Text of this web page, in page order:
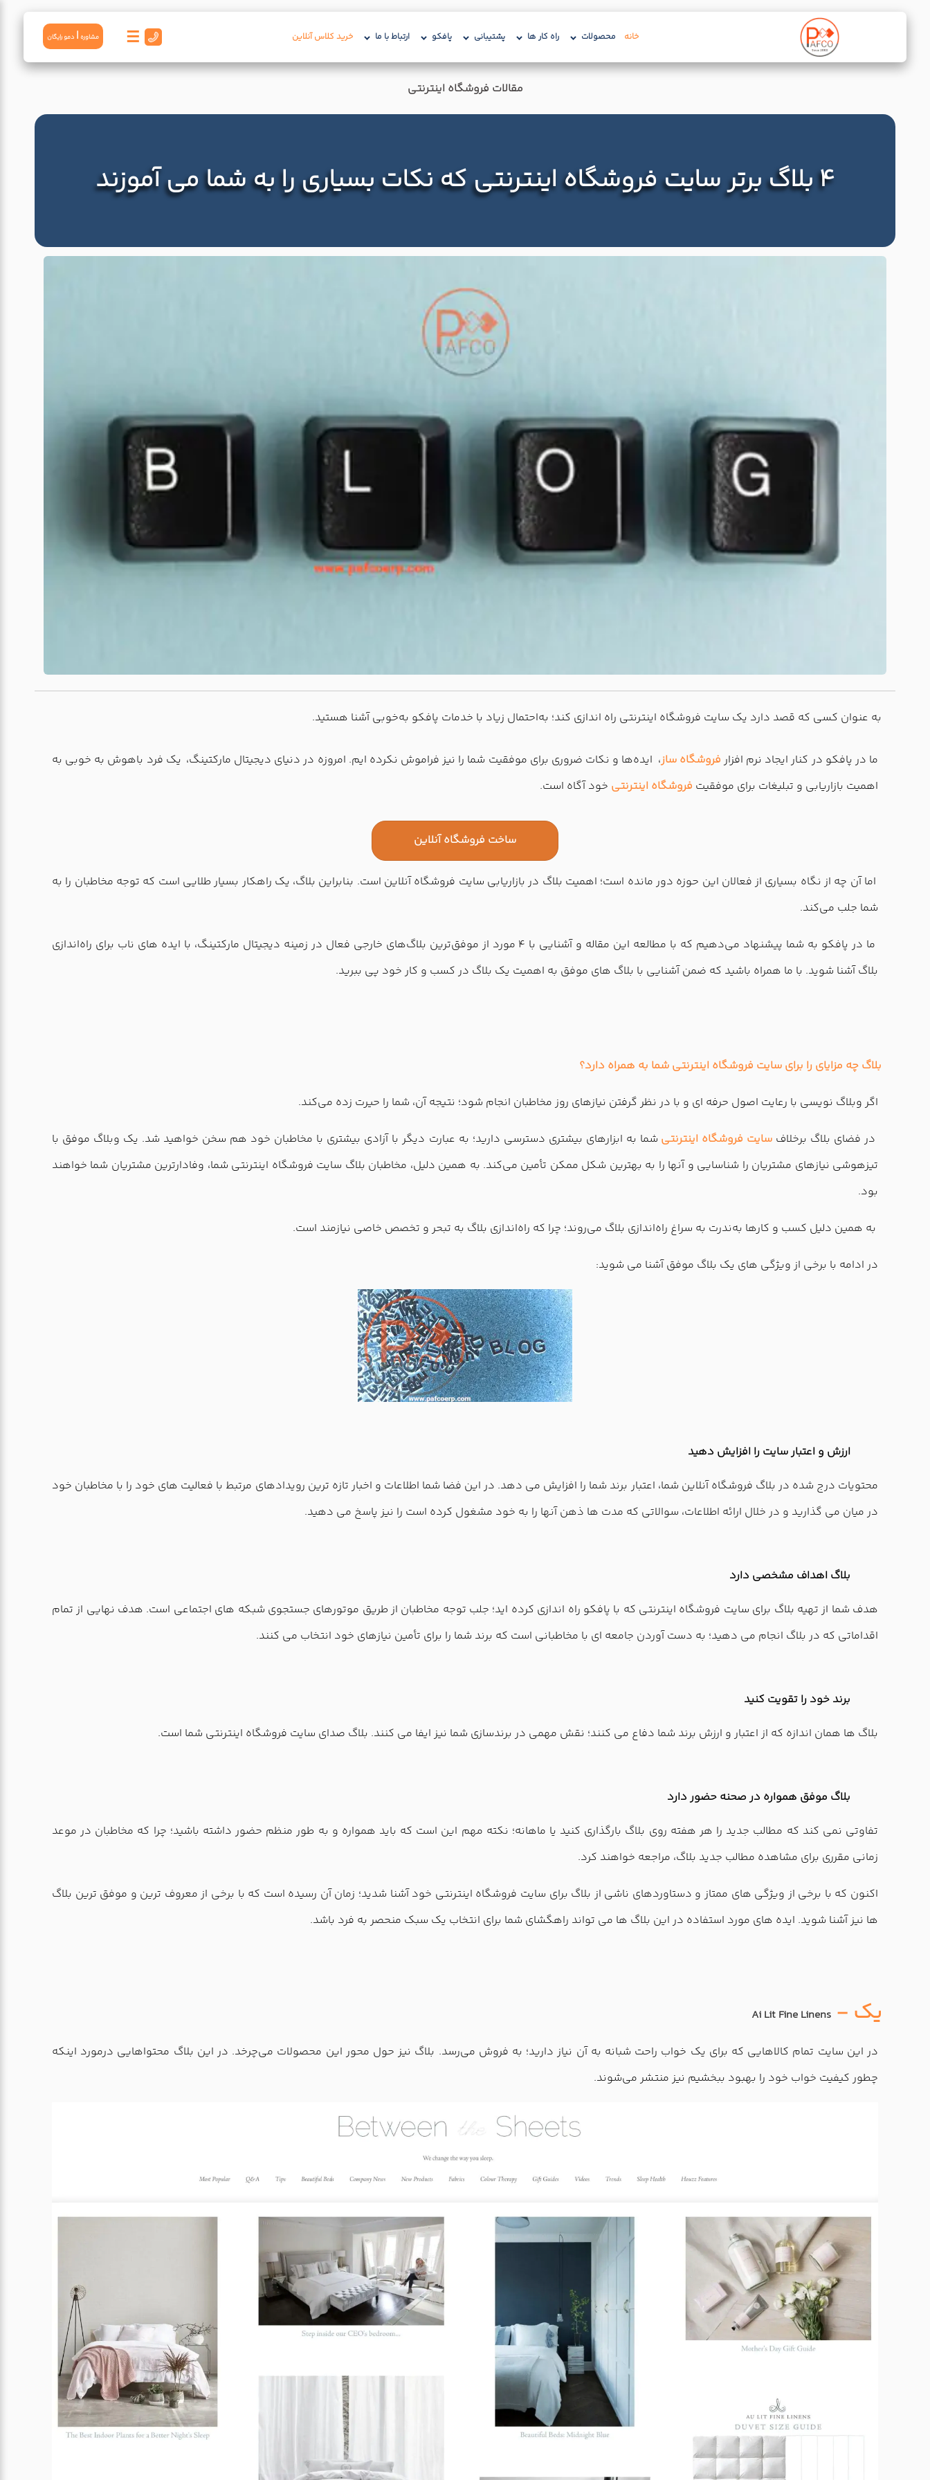
خانه محصولات راه کار ها پشتیبانی پافکو ارتباط با ما خرید کلاس آنلاین مشاوره | دمو رايگان ☰
مقالات فروشگاه اینترنتی
۴ بلاگ برتر سایت فروشگاه اینترنتی که نکات بسیاری را به شما می آموزند
به عنوان کسی که قصد دارد یک سایت فروشگاه اینترنتی راه اندازی کند؛ به‌احتمال زیاد با خدمات پافکو به‌خوبی آشنا هستید.
ما در پافکو در کنار ایجاد نرم افزارفروشگاه ساز، ایده‌ها و نکات ضروری برای موفقیت شما را نیز فراموش نکرده ایم. امروزه در دنیای دیجیتال مارکتینگ، یک فرد باهوش به خوبی به
اهمیت بازاریابی و تبلیغات برای موفقیت فروشگاه اینترنتی خود آگاه است.
ساخت فروشگاه آنلاین
اما آن چه از نگاه بسیاری از فعالان این حوزه دور مانده است؛ اهمیت بلاگ در بازاریابی سایت فروشگاه آنلاین است. بنابراین بلاگ، یک راهکار بسیار طلایی است که توجه مخاطبان را به
شما جلب می‌کند.
ما در پافکو به شما پیشنهاد می‌دهیم که با مطالعه این مقاله و آشنایی با ۴ مورد از موفق‌ترین بلاگ‌های خارجی فعال در زمینه دیجیتال مارکتینگ، با ایده های ناب برای راه‌اندازی
بلاگ آشنا شوید. با ما همراه باشید که ضمن آشنایی با بلاگ های موفق به اهمیت یک بلاگ در کسب و کار خود پی ببرید.
بلاگ چه مزایای را برای سایت فروشگاه اینترنتی شما به همراه دارد؟
اگر وبلاگ نویسی با رعایت اصول حرفه ای و با در نظر گرفتن نیازهای روز مخاطبان انجام شود؛ نتیجه آن، شما را حیرت زده می‌کند.
در فضای بلاگ برخلافسایت فروشگاه اینترنتی شما به ابزارهای بیشتری دسترسی دارید؛ به عبارت دیگر با آزادی بیشتری با مخاطبان خود هم سخن خواهید شد. یک وبلاگ موفق با
تیزهوشی نیازهای مشتریان را شناسایی و آنها را به بهترین شکل ممکن تأمین می‌کند. به همین دلیل، مخاطبان بلاگ سایت فروشگاه اینترنتی شما، وفادارترین مشتریان شما خواهند
بود.
به همین دلیل کسب و کارها به‌ندرت به سراغ راه‌اندازی بلاگ می‌روند؛ چرا که راه‌اندازی بلاگ به تبحر و تخصص خاصی نیازمند است.
در ادامه با برخی از ویژگی های یک بلاگ موفق آشنا می شوید:
ارزش و اعتبار سایت را افزایش دهید
محتویات درج شده در بلاگ فروشگاه آنلاین شما، اعتبار برند شما را افزایش می دهد. در این فضا شما اطلاعات و اخبار تازه ترین رویدادهای مرتبط با فعالیت های خود را با مخاطبان خود
در میان می گذارید و در خلال ارائه اطلاعات، سوالاتی که مدت ها ذهن آنها را به خود مشغول کرده است را نیز پاسخ می دهید.
بلاگ اهداف مشخصی دارد
هدف شما از تهیه بلاگ برای سایت فروشگاه اینترنتی که با پافکو راه اندازی کرده اید؛ جلب توجه مخاطبان از طریق موتورهای جستجوی شبکه های اجتماعی است. هدف نهایی از تمام
اقداماتی که در بلاگ انجام می دهید؛ به دست آوردن جامعه ای با مخاطبانی است که برند شما را برای تأمین نیازهای خود انتخاب می کنند.
برند خود را تقویت کنید
بلاگ ها همان اندازه که از اعتبار و ارزش برند شما دفاع می کنند؛ نقش مهمی در برندسازی شما نیز ایفا می کنند. بلاگ صدای سایت فروشگاه اینترنتی شما است.
بلاگ موفق همواره در صحنه حضور دارد
تفاوتی نمی کند که مطالب جدید را هر هفته روی بلاگ بارگذاری کنید یا ماهانه؛ نکته مهم این است که باید همواره و به طور منظم حضور داشته باشید؛ چرا که مخاطبان در موعد
زمانی مقرری برای مشاهده مطالب جدید بلاگ، مراجعه خواهند کرد.
اکنون که با برخی از ویژگی های ممتاز و دستاوردهای ناشی از بلاگ برای سایت فروشگاه اینترنتی خود آشنا شدید؛ زمان آن رسیده است که با برخی از معروف ترین و موفق ترین بلاگ
ها نیز آشنا شوید. ایده های مورد استفاده در این بلاگ ها می تواند راهگشای شما برای انتخاب یک سبک منحصر به فرد باشد.
یک - Ai Lit Fine Linens
در این سایت تمام کالاهایی که برای یک خواب راحت شبانه به آن نیاز دارید؛ به فروش می‌رسد. بلاگ نیز حول محور این محصولات می‌چرخد. در این بلاگ محتواهایی درمورد اینکه
چطور کیفیت خواب خود را بهبود ببخشیم نیز منتشر می‌شوند.